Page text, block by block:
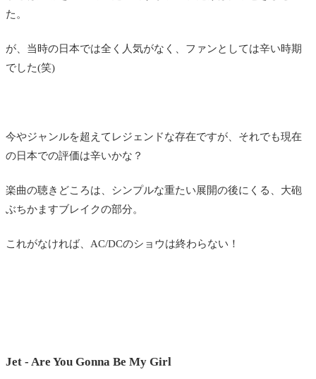
た。
が、当時の日本では全く人気がなく、ファンとしては辛い時期
でした(笑)
今やジャンルを超えてレジェンドな存在ですが、それでも現在
の日本での評価は辛いかな？
楽曲の聴きどころは、シンプルな重たい展開の後にくる、大砲
ぶちかますブレイクの部分。
これがなければ、AC/DCのショウは終わらない！
Jet - Are You Gonna Be My Girl